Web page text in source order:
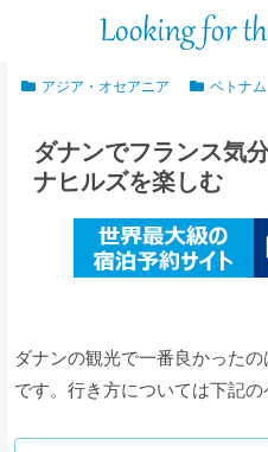
アジア・オセアニア ベトナム
ダナンでフランス気
ナヒルズを楽しむ
ダナンの観光で一番良かった
です。行き方については下記の